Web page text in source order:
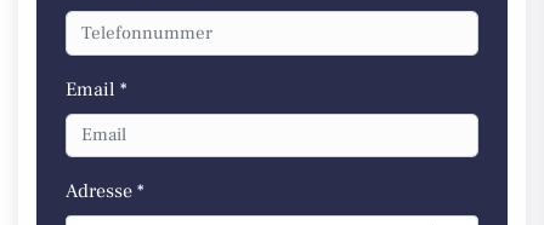
Email *
Adresse *